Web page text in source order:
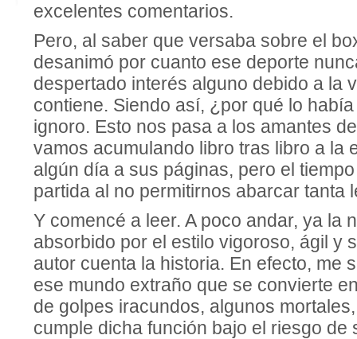
excelentes comentarios.
Pero, al saber que versaba sobre el
desanimó por cuanto ese deporte
despertado interés alguno debido a la
contiene. Siendo así, ¿por qué lo
ignoro. Esto nos pasa a los amantes
vamos acumulando libro tras libro a la
algún día a sus páginas, pero el
partida al no permitirnos abarcar
Y comencé a leer. A poco andar, ya la
absorbido por el estilo vigoroso, ágil y
autor cuenta la historia. En efecto, me
ese mundo extraño que se convierte
de golpes iracundos, algunos
cumple dicha función bajo el riesgo de